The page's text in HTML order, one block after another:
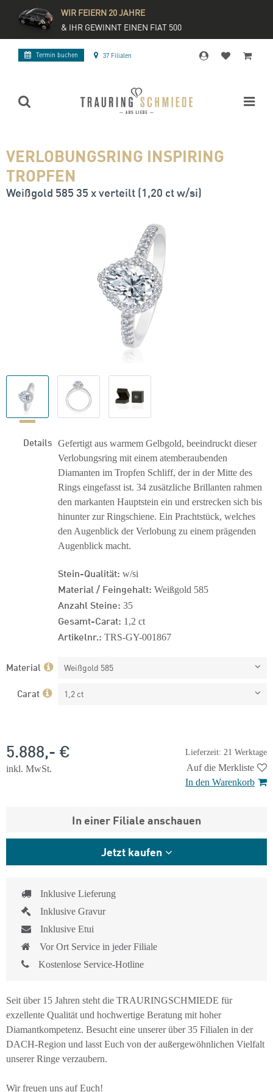
WIR FEIERN 20 JAHRE
& IHR GEWINNT EINEN FIAT 500
Termin buchen 37 Filialen
VERLOBUNGSRING INSPIRING
TROPFEN
Weißgold 585 35 x verteilt (1,20 ct w/si)
Details Gefertigt aus warmem Gelbgold, beeindruckt dieser
Verlobungsring mit einem atemberaubenden
Diamanten im Tropfen Schliff, der in der Mitte des
Rings eingefasst ist. 34 zusätzliche Brillanten rahmen
den markanten Hauptstein ein und erstrecken sich bis
hinunter zur Ringschiene. Ein Prachtstück, welches
den Augenblick der Verlobung zu einem prägenden
Augenblick macht.
Stein-Qualität: w/si
Material / Feingehalt: Weißgold 585
Anzahl Steine: 35
Gesamt-Carat: 1,2 ct
Artikelnr.: TRS-GY-001867
Material Weißgold 585
Carat 1,2 ct
Lieferzeit: 21 Werktage
5.888,- €
inkl. MwSt.
Auf die Merkliste
In den Warenkorb
In einer Filiale anschauen
Jetzt kaufen
Inklusive Lieferung
Inklusive Gravur
Inklusive Etui
Vor Ort Service in jeder Filiale
Kostenlose Service-Hotline
Seit über 15 Jahren steht die TRAURINGSCHMIEDE für
exzellente Qualität und hochwertige Beratung mit hoher
Diamantkompetenz. Besucht eine unserer über 35 Filialen in der
DACH-Region und lasst Euch von der außergewöhnlichen Vielfalt
unserer Ringe verzaubern.
Wir freuen uns auf Euch!